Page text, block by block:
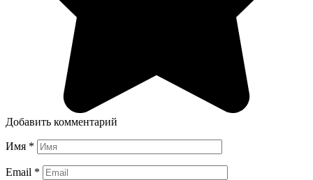
Добавить комментарий
Имя *
Email *